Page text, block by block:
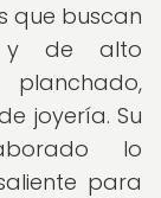
que buscan
y de alto
joyería. Su
lo
para